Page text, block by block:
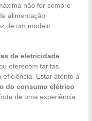
não for sempre
alimentação
de um modelo
de eletricidade.
oferecem tarifas
Estar atento a
do consumo elétrico
de uma experiência